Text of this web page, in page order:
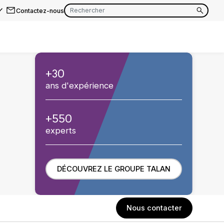
EN
Contactez-nous
+30
ans d'expérience
+550
experts
DÉCOUVREZ LE GROUPE TALAN
Nous contacter